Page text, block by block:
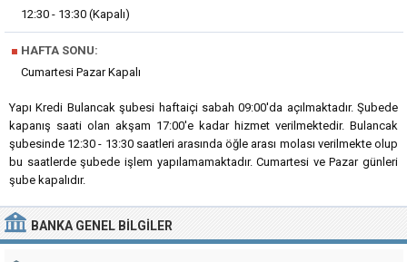
12:30 - 13:30 (Kapalı)
■ HAFTA SONU:
Cumartesi Pazar Kapalı
Yapı Kredi Bulancak şubesi haftaiçi sabah 09:00'da açılmaktadır. Şubede
kapanış saati olan akşam 17:00'e kadar hizmet verilmektedir. Bulancak
şubesinde 12:30 - 13:30 saatleri arasında öğle arası molası verilmekte olup
bu saatlerde şubede işlem yapılamamaktadır. Cumartesi ve Pazar günleri
şube kapalıdır.
BANKA GENEL BILGILER